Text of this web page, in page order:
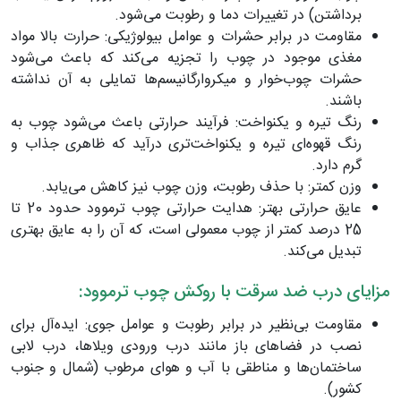
برداشتن) در تغییرات دما و رطوبت می‌شود.
مقاومت در برابر حشرات و عوامل بیولوژیکی: حرارت بالا مواد
مغذی موجود در چوب را تجزیه می‌کند که باعث می‌شود
حشرات چوب‌خوار و میکروارگانیسم‌ها تمایلی به آن نداشته
باشند.
رنگ تیره و یکنواخت: فرآیند حرارتی باعث می‌شود چوب به
رنگ قهوه‌ای تیره و یکنواخت‌تری درآید که ظاهری جذاب و
گرم دارد.
وزن کمتر: با حذف رطوبت، وزن چوب نیز کاهش می‌یابد.
عایق حرارتی بهتر: هدایت حرارتی چوب ترموود حدود 20 تا
25 درصد کمتر از چوب معمولی است، که آن را به عایق بهتری
تبدیل می‌کند.
مزایای درب ضد سرقت با روکش چوب ترموود:
مقاومت بی‌نظیر در برابر رطوبت و عوامل جوی: ایده‌آل برای
نصب در فضاهای باز مانند درب ورودی ویلاها، درب لابی
ساختمان‌ها و مناطقی با آب و هوای مرطوب (شمال و جنوب
کشور).